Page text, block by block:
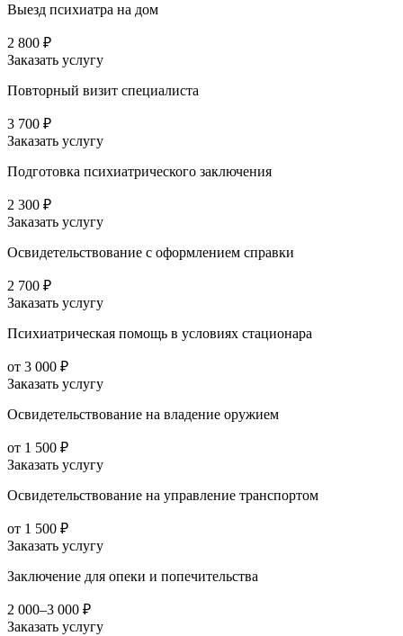
Выезд психиатра на дом
2 800 ₽
Заказать услугу
Повторный визит специалиста
3 700 ₽
Заказать услугу
Подготовка психиатрического заключения
2 300 ₽
Заказать услугу
Освидетельствование с оформлением справки
2 700 ₽
Заказать услугу
Психиатрическая помощь в условиях стационара
от 3 000 ₽
Заказать услугу
Освидетельствование на владение оружием
от 1 500 ₽
Заказать услугу
Освидетельствование на управление транспортом
от 1 500 ₽
Заказать услугу
Заключение для опеки и попечительства
2 000–3 000 ₽
Заказать услугу